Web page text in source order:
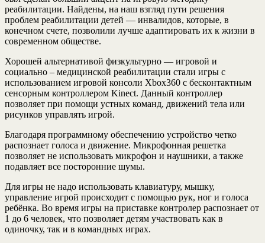
реабилитации. Найдены, на наш взгляд пути решения
проблем реабилитации детей — инвалидов, которые, в
конечном счете, позволили лучше адаптировать их к жизни в
современном обществе.
Хорошей альтернативой физкультурно — игровой и
социально – медицинской реабилитации стали игры с
использованием игровой консоли Xbox360 с бесконтактным
сенсорным контроллером Kinect. Данный контроллер
позволяет при помощи устных команд, движений тела или
рисунков управлять игрой.
Благодаря программному обеспечению устройство четко
распознает голоса и движение. Микрофонная решетка
позволяет не использовать микрофон и наушники, а также
подавляет все посторонние шумы.
Для игры не надо использовать клавиатуру, мышку,
управление игрой происходит с помощью рук, ног и голоса
ребёнка. Во время игры на приставке контролер распознает от
1 до 6 человек, что позволяет детям участвовать как в
одиночку, так и в командных играх.